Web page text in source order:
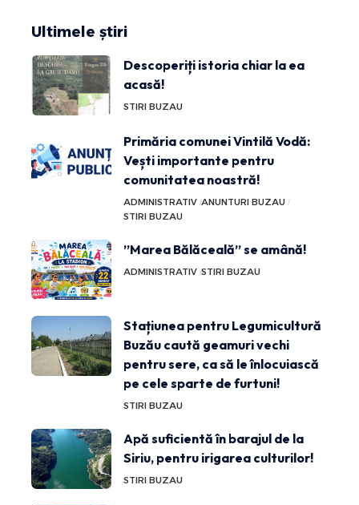
Ultimele știri
Descoperiți istoria chiar la ea
acasă!
STIRI BUZAU
Primăria comunei Vintilă Vodă:
Vești importante pentru
comunitatea noastră!
ADMINISTRATIV ANUNTURI BUZAU
STIRI BUZAU
”Marea Bălăceală” se amână!
ADMINISTRATIV STIRI BUZAU
Stațiunea pentru Legumicultură
Buzău caută geamuri vechi
pentru sere, ca să le înlocuiască
pe cele sparte de furtuni!
STIRI BUZAU
Apă suficientă în barajul de la
Siriu, pentru irigarea culturilor!
STIRI BUZAU